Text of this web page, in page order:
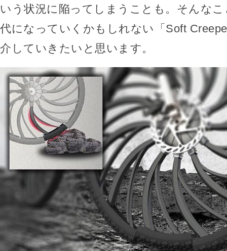
いう状況に陥ってしまうことも。そんな
代になっていくかもしれない「Soft
介していきたいと思います。